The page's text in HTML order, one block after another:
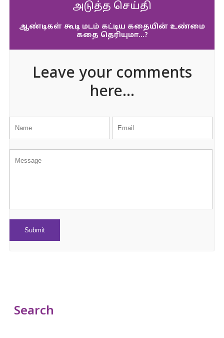
அடுத்த செய்தி
ஆண்டிகள் கூடி மடம் கட்டிய கதையின் உண்மை
கதை தெரியுமா…?
Leave your comments
here...
Search